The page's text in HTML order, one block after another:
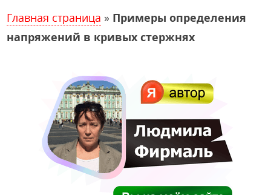
Главная страница » Примеры определения
напряжений в кривых стержнях